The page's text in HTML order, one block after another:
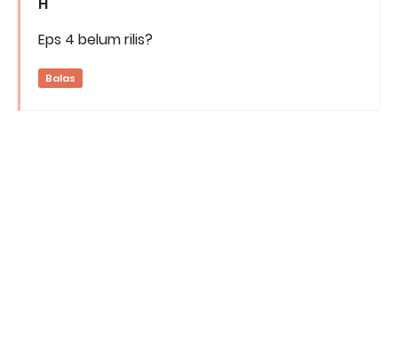
Eps 4 belum rilis?
Balas